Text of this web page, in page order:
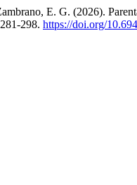
E. G. (2026).
298. https://doi.org/